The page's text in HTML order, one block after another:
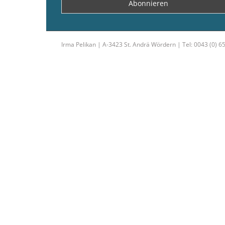
Irma Pelikan | A-3423 St. Andrä Wördern | Tel: 0043 (0)